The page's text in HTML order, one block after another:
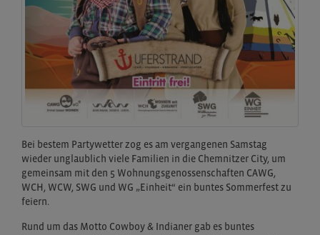
Bei bestem Partywetter zog es am vergangenen Samstag
wieder unglaublich viele Familien in die Chemnitzer City, um
gemeinsam mit den 5 Wohnungsgenossenschaften CAWG,
WCH, WCW, SWG und WG „Einheit“ ein buntes Sommerfest zu
feiern.
Rund um das Motto Cowboy & Indianer gab es buntes